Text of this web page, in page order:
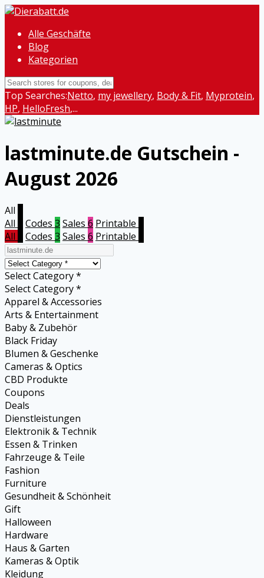
Alle Geschäfte
Blog
Kategorien
Top Searches:Netto, my jewellery, Body & Fit, Myprotein,
HP, HelloFresh,...
lastminute.de Gutschein -
August 2026
All
All
Codes 3 Sales 6 Printable
All
Codes 3 Sales 6 Printable
Select Category *
Select Category *
Apparel & Accessories
Arts & Entertainment
Baby & Zubehör
Black Friday
Blumen & Geschenke
Cameras & Optics
CBD Produkte
Coupons
Deals
Dienstleistungen
Elektronik & Technik
Essen & Trinken
Fahrzeuge & Teile
Fashion
Furniture
Gesundheit & Schönheit
Gift
Halloween
Hardware
Haus & Garten
Kameras & Optik
Kleidung